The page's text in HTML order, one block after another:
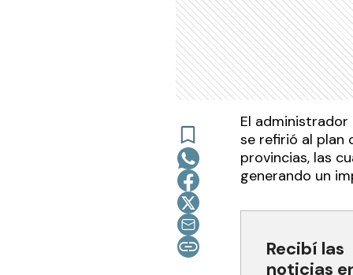
El administrador
se refirió al plan
provincias, las
generando un
Recibí las
noticias